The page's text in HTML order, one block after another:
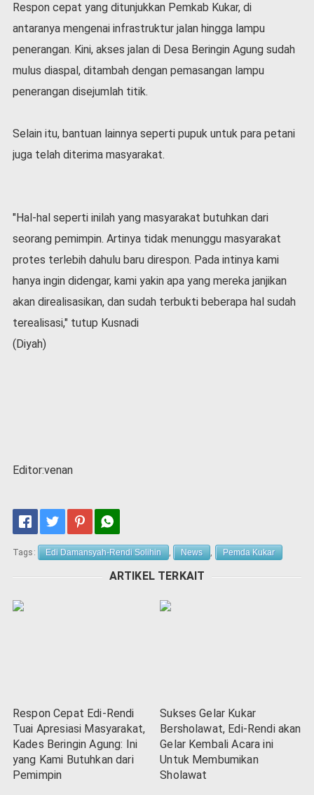
i
d
-
9
N
i
o
Respon cepat yang ditunjukkan Pemkab Kukar, di
antaranya mengenai infrastruktur jalan hingga lampu
penerangan. Kini, akses jalan di Desa Beringin Agung sudah
mulus diaspal, ditambah dengan pemasangan lampu
penerangan disejumlah titik.
Selain itu, bantuan lainnya seperti pupuk untuk para petani
juga telah diterima masyarakat.
"Hal-hal seperti inilah yang masyarakat butuhkan dari
seorang pemimpin. Artinya tidak menunggu masyarakat
protes terlebih dahulu baru direspon. Pada intinya kami
hanya ingin didengar, kami yakin apa yang mereka janjikan
akan direalisasikan, dan sudah terbukti beberapa hal sudah
terealisasi," tutup Kusnadi
(Diyah)
Editor:venan
Tags: Edi Damansyah-Rendi Solihin , News , Pemda Kukar
ARTIKEL TERKAIT
Respon Cepat Edi-Rendi
Tuai Apresiasi Masyarakat,
Kades Beringin Agung: Ini
yang Kami Butuhkan dari
Pemimpin
Sukses Gelar Kukar
Bersholawat, Edi-Rendi akan
Gelar Kembali Acara ini
Untuk Membumikan
Sholawat